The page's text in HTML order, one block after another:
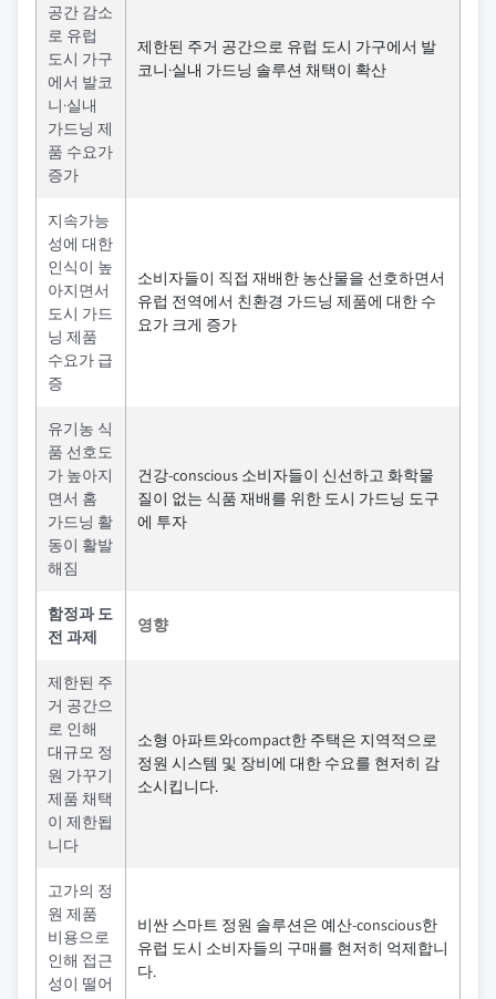
공간 감소
로 유럽
도시 가구
에서 발코
니·실내
가드닝 제
품 수요가
증가
제한된 주거 공간으로 유럽 도시 가구에서 발
코니·실내 가드닝 솔루션 채택이 확산
지속가능
성에 대한
인식이 높
아지면서
도시 가드
닝 제품
수요가 급
증
소비자들이 직접 재배한 농산물을 선호하면서
유럽 전역에서 친환경 가드닝 제품에 대한 수
요가 크게 증가
유기농 식
품 선호도
가 높아지
면서 홈
가드닝 활
동이 활발
해짐
건강-conscious 소비자들이 신선하고 화학물
질이 없는 식품 재배를 위한 도시 가드닝 도구
에 투자
함정과 도
전 과제
영향
제한된 주
거 공간으
로 인해
대규모 정
원 가꾸기
제품 채택
이 제한됩
니다
소형 아파트와compact한 주택은 지역적으로
정원 시스템 및 장비에 대한 수요를 현저히 감
소시킵니다.
고가의 정
원 제품
비용으로
인해 접근
성이 떨어
비싼 스마트 정원 솔루션은 예산-conscious한
유럽 도시 소비자들의 구매를 현저히 억제합니
다.